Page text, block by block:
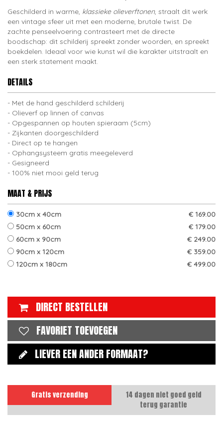
Geschilderd in warme, klassieke olieverftonen, straalt dit werk
een vintage sfeer uit met een moderne, brutale twist. De
zachte penseelvoering contrasteert met de directe
boodschap: dit schilderij spreekt zonder woorden, en spreekt
boekdelen. Ideaal voor wie kunst wil die karakter uitstraalt en
een sterk statement maakt.
DETAILS
Met de hand geschilderd schilderij
Olieverf op linnen of canvas
Opgespannen op houten spieraam (5cm)
Zijkanten doorgeschilderd
Direct op te hangen
Ophangsysteem gratis meegeleverd
Gesigneerd
100% niet mooi geld terug
MAAT & PRIJS
30cm x 40cm
€ 169.00
50cm x 60cm
€ 179.00
60cm x 90cm
€ 249.00
90cm x 120cm
€ 359.00
120cm x 180cm
€ 499.00
DIRECT BESTELLEN
FAVORIET TOEVOEGEN
LIEVER EEN ANDER FORMAAT?
Gratis verzending
14 dagen niet goed geld
terug garantie